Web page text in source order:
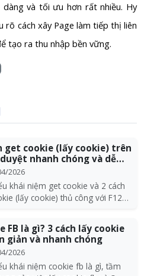
và tối ưu hơn rất nhiều. Hy
rõ cách xây Page làm tiếp thị liên
tạo ra thu nhập bền vững.
get cookie (lấy cookie) trên
nhanh chóng và dễ
2026
khái niệm get cookie và 2 cách
(lấy cookie) thủ công với F12
FB là gì? 3 cách lấy cookie
giản và nhanh chóng
2026
khái niệm cookie fb là gì, tầm